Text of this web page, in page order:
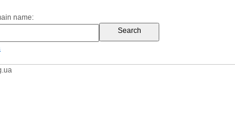
name: